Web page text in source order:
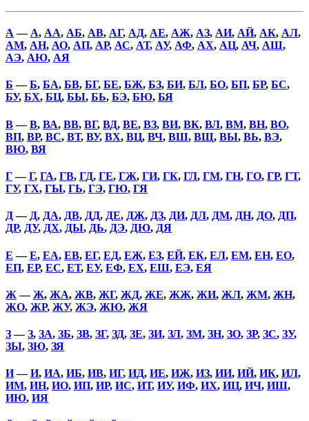
А — А, АА, АБ, АВ, АГ, АД, АЕ, АЖ, АЗ, АИ, АЙ, АК, АЛ,
АМ, АН, АО, АП, АР, АС, АТ, АУ, АФ, АХ, АЦ, АЧ, АШ,
АЭ, АЮ, АЯ
Б —Б, БА, БВ, БГ, БЕ, БЖ, БЗ, БИ, БЛ, БО, БП, БР, БС,
БУ, БХ, БЦ, БЫ, БЬ, БЭ, БЮ, БЯ
В—В, ВА, ВВ, ВГ, ВД, ВЕ, ВЗ, ВИ, ВК, ВЛ, ВМ, ВН, ВО,
ВП, ВР, ВС, ВТ, ВУ, ВХ, ВЦ, ВЧ, ВШ, ВЩ, ВЫ, ВЬ, ВЭ,
ВЮ, ВЯ
Г—Г, ГА, ГВ, ГД, ГЕ, ГЖ, ГИ, ГК, ГЛ, ГМ, ГН, ГО, ГР, ГТ,
ГУ, ГХ, ГЫ, ГЬ, ГЭ, ГЮ, ГЯ
Д— Д, ДА, ДВ, ДД, ДЕ, ДЖ, ДЗ, ДИ, ДЛ, ДМ, ДН, ДО, ДП,
ДР, ДУ, ДХ, ДЫ, ДЬ, ДЭ, ДЮ, ДЯ
Е —Е, ЕА, ЕВ, ЕГ, ЕД, ЕЖ, ЕЗ, ЕЙ, ЕК, ЕЛ, ЕМ, ЕН, ЕО,
ЕП, ЕР, ЕС, ЕТ, ЕУ, ЕФ, ЕХ, ЕШ, ЕЭ, ЕЯ
Ж —Ж, ЖА, ЖВ, ЖГ, ЖД, ЖЕ, ЖЖ, ЖИ, ЖЛ, ЖМ, ЖН,
ЖО, ЖР, ЖУ, ЖЭ, ЖЮ, ЖЯ
З—З, ЗА, ЗБ, ЗВ, ЗГ, ЗД, ЗЕ, ЗИ, ЗЛ, ЗМ, ЗН, ЗО, ЗР, ЗС, ЗУ,
ЗЫ, ЗЮ, ЗЯ
И—И, ИА, ИБ, ИВ, ИГ, ИД, ИЕ, ИЖ, ИЗ, ИИ, ИЙ, ИК, ИЛ,
ИМ, ИН, ИО, ИП, ИР, ИС, ИТ, ИУ, ИФ, ИХ, ИЦ, ИЧ, ИШ,
ИЮ, ИЯ